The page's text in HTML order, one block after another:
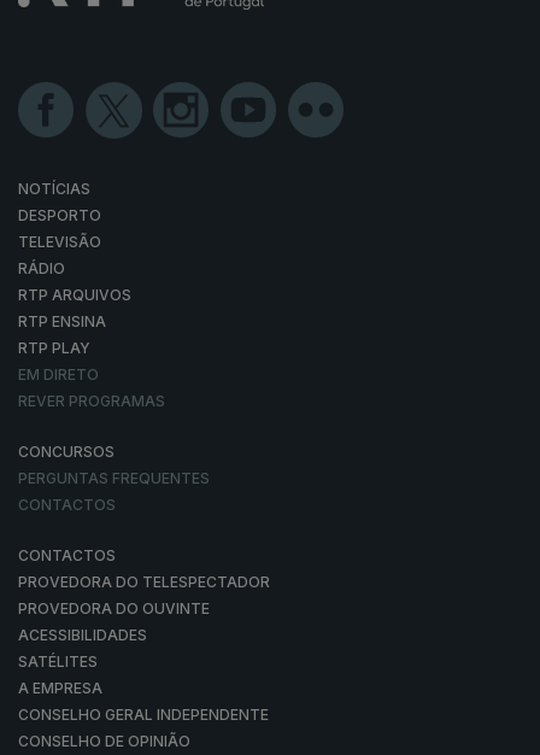
NOTÍCIAS
DESPORTO
TELEVISÃO
RÁDIO
RTP ARQUIVOS
RTP ENSINA
RTP PLAY
EM DIRETO
REVER PROGRAMAS
CONCURSOS
PERGUNTAS FREQUENTES
CONTACTOS
CONTACTOS
PROVEDORA DO TELESPECTADOR
PROVEDORA DO OUVINTE
ACESSIBILIDADES
SATÉLITES
A EMPRESA
CONSELHO GERAL INDEPENDENTE
CONSELHO DE OPINIÃO